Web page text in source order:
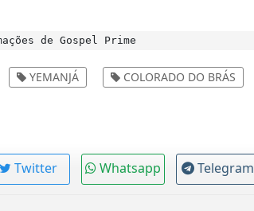
de Gospel Prime
YEMANJÁ COLORADO DO BRÁS
Twitter Whatsapp Telegram